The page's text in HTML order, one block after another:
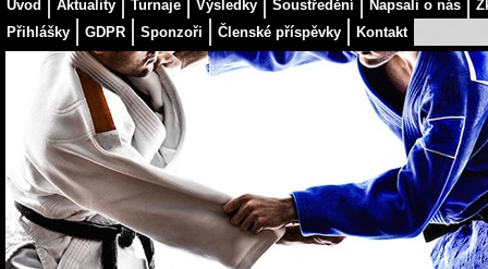
Úvod Aktuality Turnaje Výsledky Soustředění Napsali o nás
Přihlášky
GDPR Sponzoři Členské příspěvky Kontakt